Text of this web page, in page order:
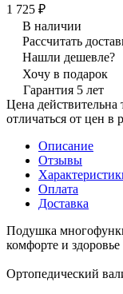
1 725 ₽
В наличии
Рассчитать
Нашли дешевле?
Хочу в подарок
Гарантия 5 лет
Цена действительна
отличаться от цен в
Описание
Отзывы
Оплата
Доставка
Подушка
комфорте и
Ортопедический